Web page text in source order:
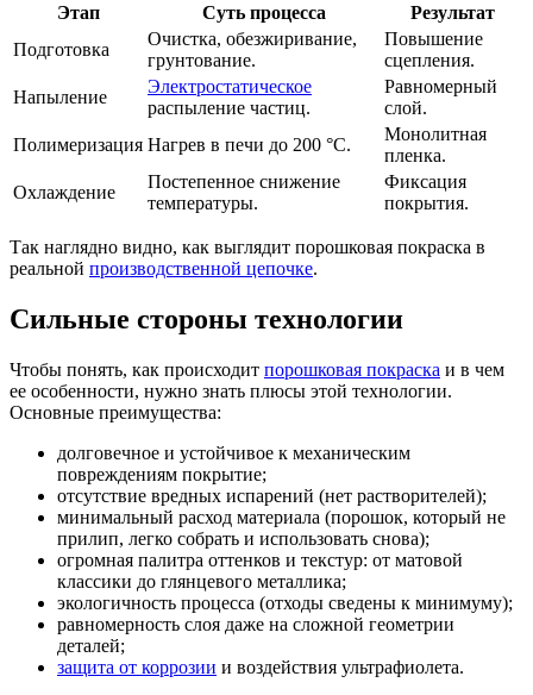
Этап Суть процесса
Результат
Подготовка
Очистка, обезжиривание,
грунтование.
Повышение
сцепления.
Напыление
Электростатическое
распыление частиц.
Равномерный
слой.
Полимеризация Нагрев в печи до 200 °С.
Монолитная
пленка.
Охлаждение
Постепенное снижение
температуры.
Фиксация
покрытия.
Так наглядно видно, как выглядит порошковая покраска в
реальной производственной цепочке.
Сильные стороны технологии
Чтобы понять, как происходит порошковая покраска и в чем
ее особенности, нужно знать плюсы этой технологии.
Основные преимущества:
долговечное и устойчивое к механическим
повреждениям покрытие;
отсутствие вредных испарений (нет растворителей);
минимальный расход материала (порошок, который не
прилип, легко собрать и использовать снова);
огромная палитра оттенков и текстур: от матовой
классики до глянцевого металлика;
экологичность процесса (отходы сведены к минимуму);
равномерность слоя даже на сложной геометрии
деталей;
защита от коррозии и воздействия ультрафиолета.